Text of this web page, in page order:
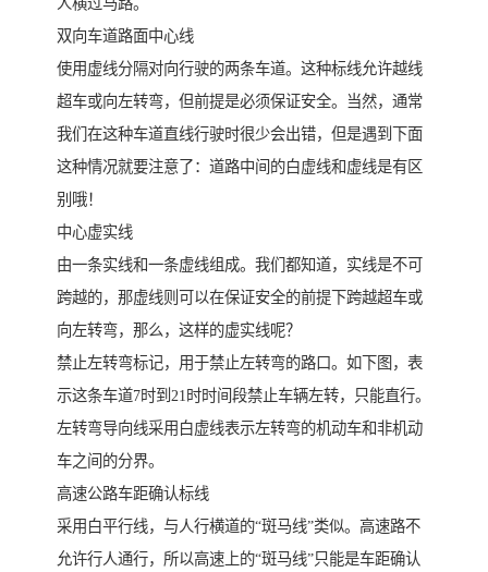
人横过马路。
双向车道路面中心线
使用虚线分隔对向行驶的两条车道。这种标线允许越线
超车或向左转弯，但前提是必须保证安全。当然，通常
我们在这种车道直线行驶时很少会出错，但是遇到下面
这种情况就要注意了：道路中间的白虚线和虚线是有区
别哦！
中心虚实线
由一条实线和一条虚线组成。我们都知道，实线是不可
跨越的，那虚线则可以在保证安全的前提下跨越超车或
向左转弯，那么，这样的虚实线呢？
禁止左转弯标记，用于禁止左转弯的路口。如下图，表
示这条车道7时到21时时间段禁止车辆左转，只能直行。
左转弯导向线采用白虚线表示左转弯的机动车和非机动
车之间的分界。
高速公路车距确认标线
采用白平行线，与人行横道的“斑马线”类似。高速路不
允许行人通行，所以高速上的“斑马线”只能是车距确认